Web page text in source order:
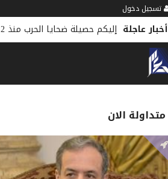
تسجيل دخول
أخبار عاجلة إليكم حصيلة ضحايا الحرب منذ 2 آذار
متداولة الان